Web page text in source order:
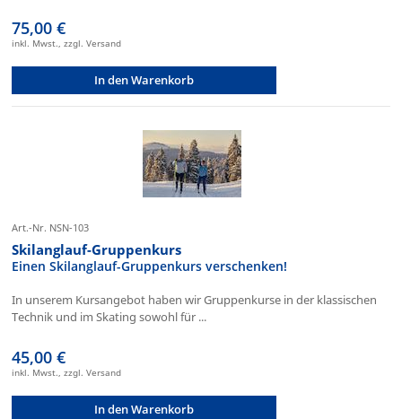
75,00 €
inkl. Mwst., zzgl. Versand
In den Warenkorb
Art.-Nr. NSN-103
Skilanglauf-Gruppenkurs
Einen Skilanglauf-Gruppenkurs verschenken!
In unserem Kursangebot haben wir Gruppenkurse in der klassischen
Technik und im Skating sowohl für ...
45,00 €
inkl. Mwst., zzgl. Versand
In den Warenkorb